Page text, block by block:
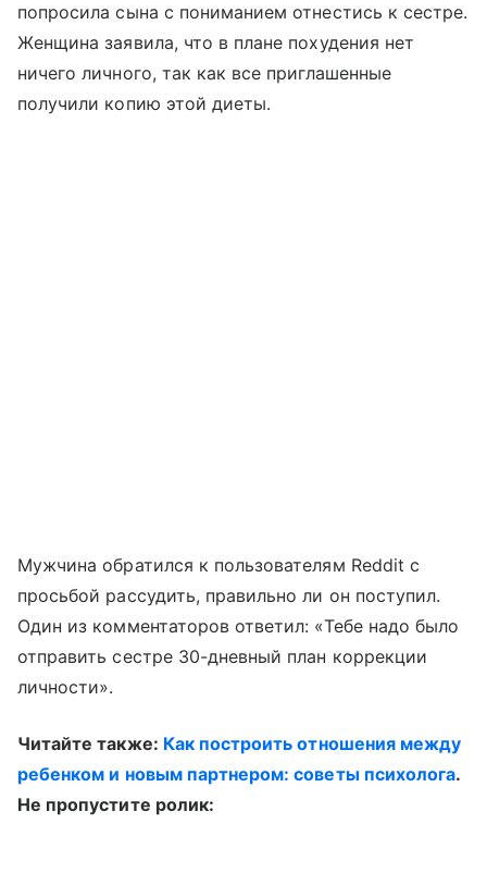
попросила сына с пониманием отнестись к сестре.
Женщина заявила, что в плане похудения нет
ничего личного, так как все приглашенные
получили копию этой диеты.
Мужчина обратился к пользователям Reddit с
просьбой рассудить, правильно ли он поступил.
Один из комментаторов ответил: «Тебе надо было
отправить сестре 30-дневный план коррекции
личности».
Читайте также: Как построить отношения между
ребенком и новым партнером: советы психолога.
Не пропустите ролик: